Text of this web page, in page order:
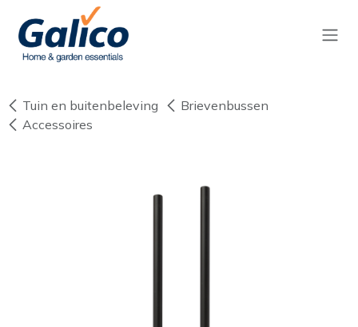
Overslaan naar inhoud
Tuin en buitenbeleving
Brievenbussen
Accessoires